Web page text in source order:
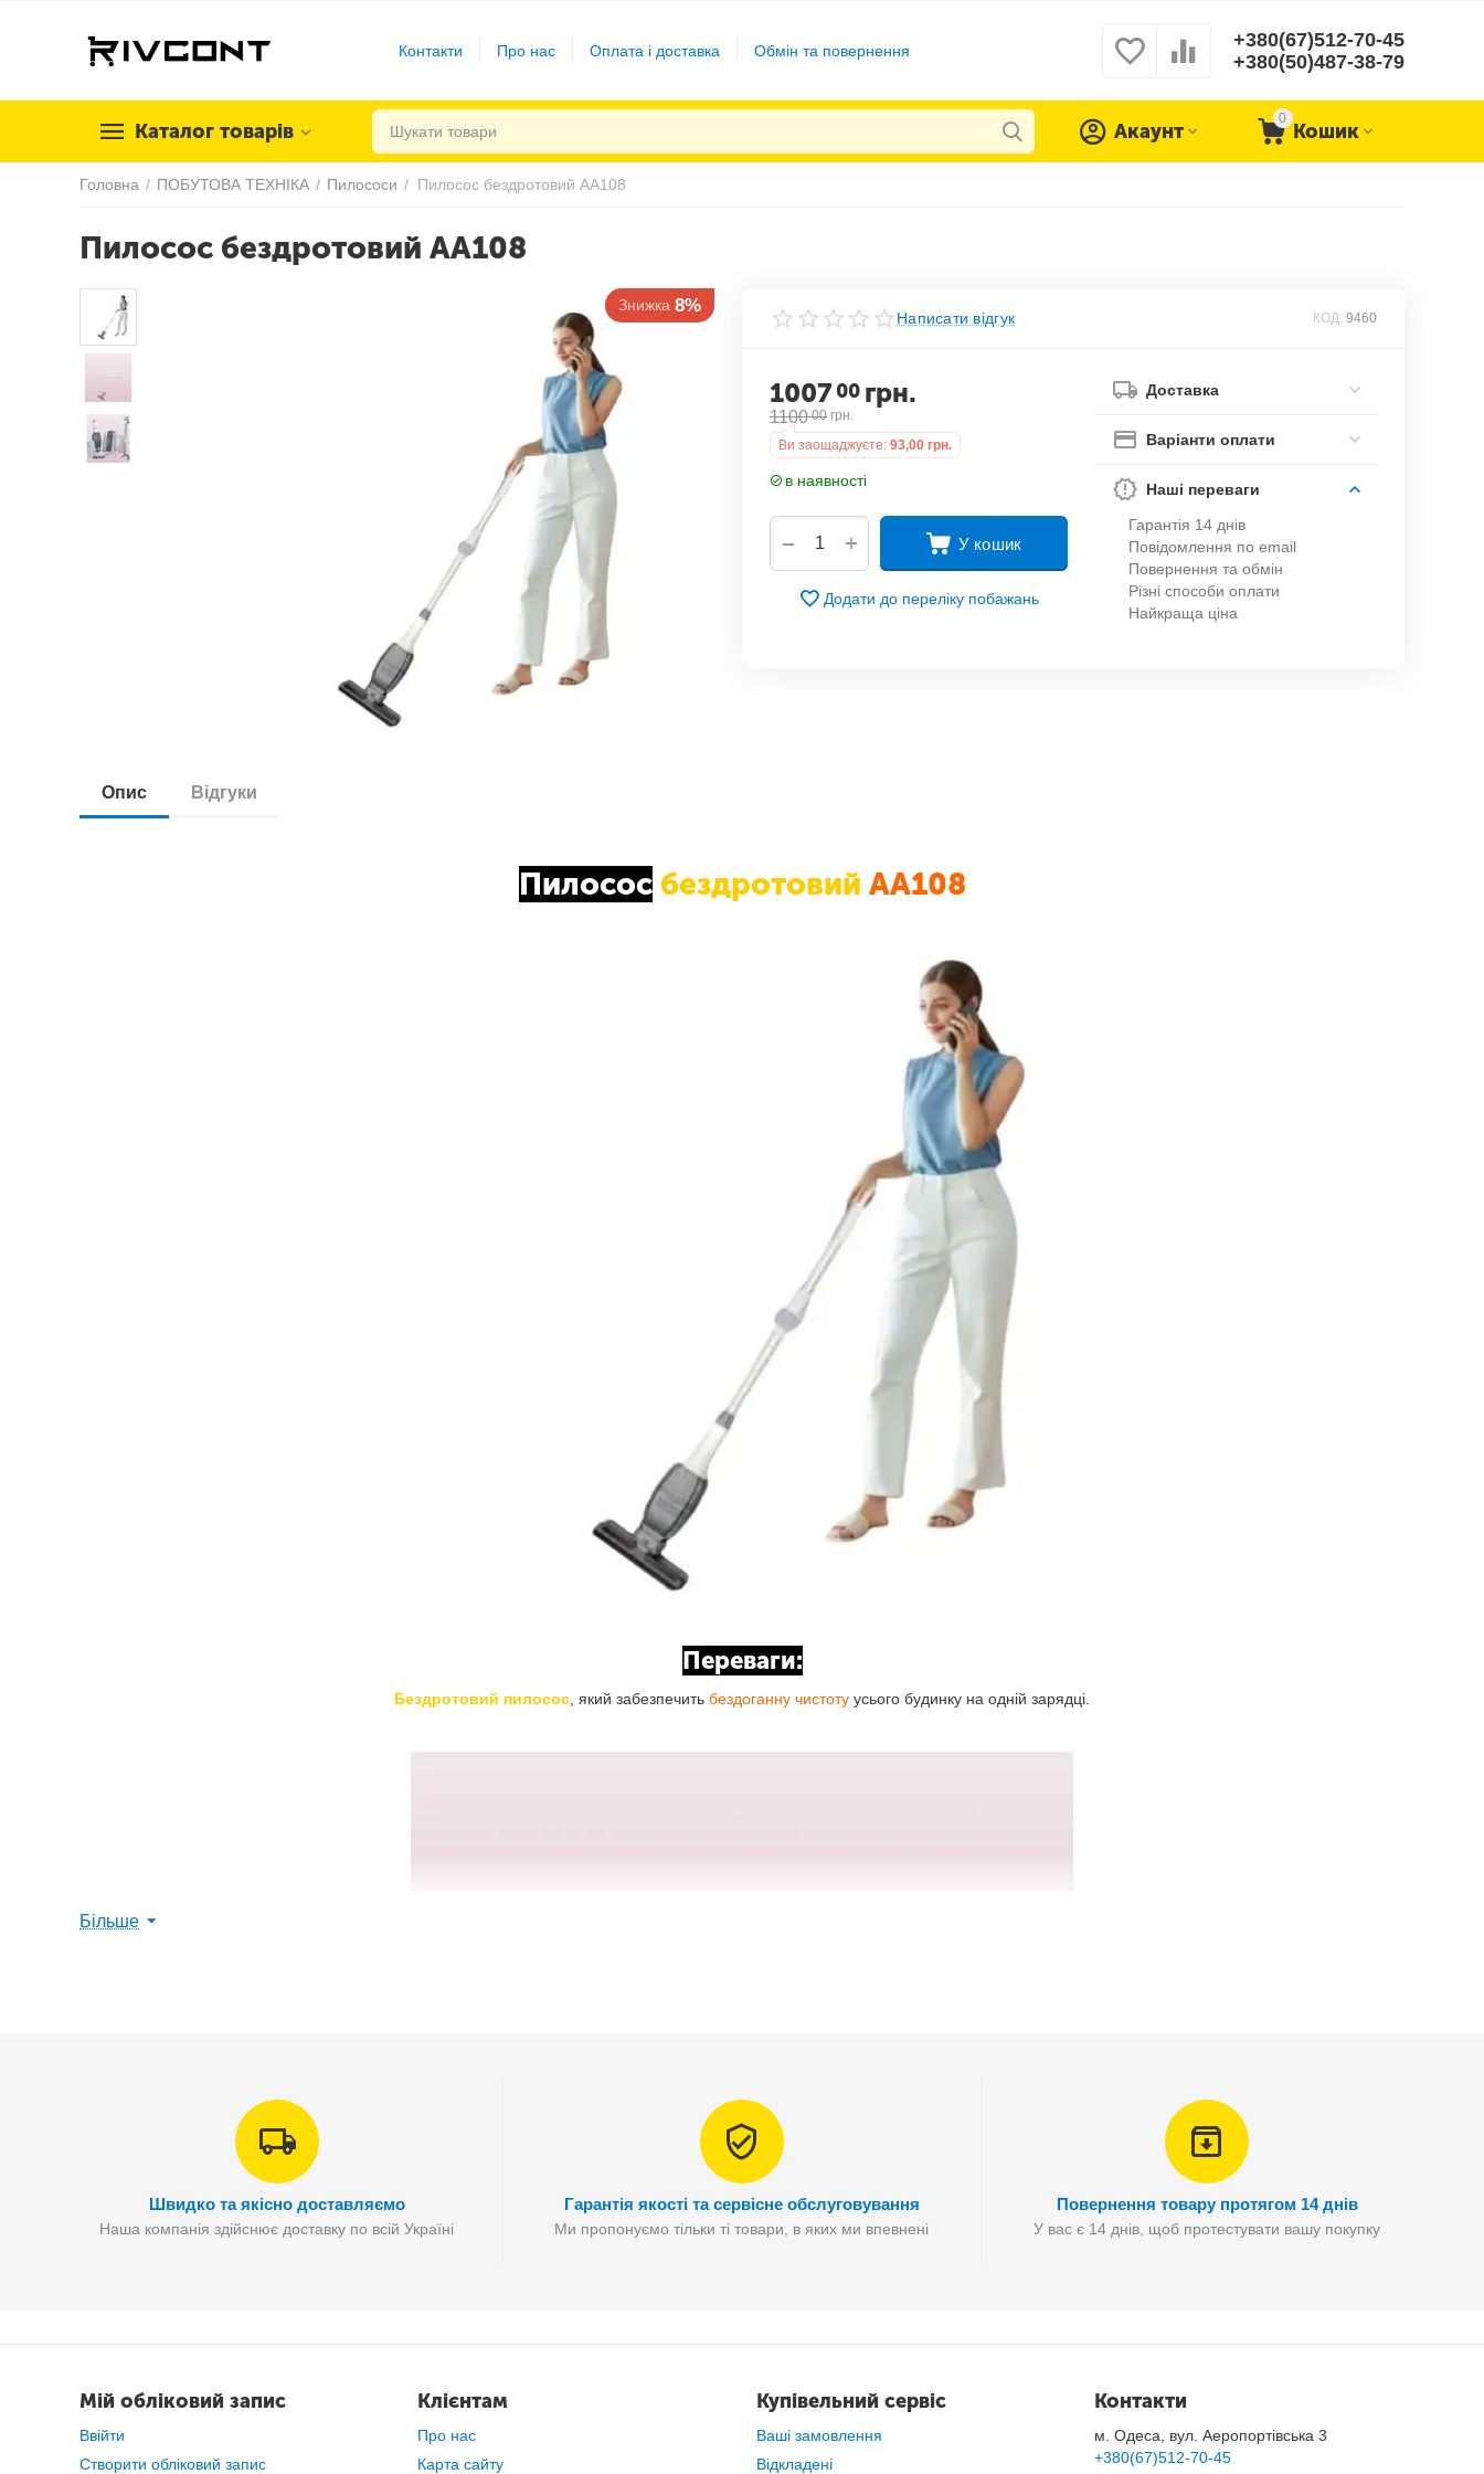
Контакти Про нас Оплата і доставка Обмін та повернення
+380(67)512-70-45
+380(50)487-38-79
Каталог товарів
0
Кошик
Акаунт
Головна / ПОБУТОВА ТЕХНІКА / Пилососи / Пилосос бездротовий AA108
Пилосос бездротовий AA108Знижка
Написати відгук КОД: 9460
1007 00 грн.
1100 00 грн.
Ви заощаджуєте: 93,00 грн.
в наявності
+
− У кошик
Додати до переліку побажань
Доставка
Варіанти оплати
Наші переваги
Гарантія 14 днів
Повідомлення по email
Повернення та обмін
Різні способи оплати
Найкраща ціна
Опис Відгуки
Пилосос бездротовий AA108
Переваги:
Бездротовий пилосос , який забезпечить бездоганну чистоту усього будинку на одній зарядці.
Більше
Швидко та якісно доставляємо
Наша компанія здійснює доставку по всій Україні
Гарантія якості та сервісне обслуговування
Ми пропонуємо тільки ті товари, в яких ми впевнені
Повернення товару протягом 14 днів
У вас є 14 днів, щоб протестувати вашу покупку
Мій обліковий запис
Ввійти
Створити обліковий запис
Клієнтам
Про нас
Карта сайту
Купівельний сервіс
Ваші замовлення
Відкладені
Контакти
м. Одеса, вул. Аеропортівська 3
+380(67)512-70-45